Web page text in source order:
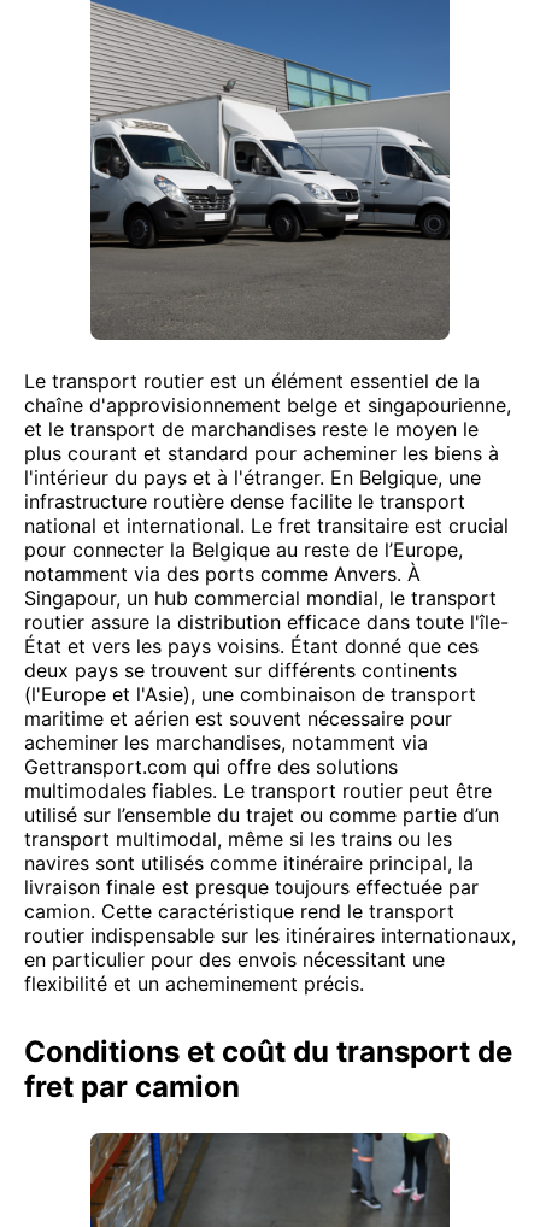
Le transport routier est un élément essentiel de la
chaîne d'approvisionnement belge et singapourienne,
et le transport de marchandises reste le moyen le
plus courant et standard pour acheminer les biens à
l'intérieur du pays et à l'étranger. En Belgique, une
infrastructure routière dense facilite le transport
national et international. Le fret transitaire est crucial
pour connecter la Belgique au reste de l’Europe,
notamment via des ports comme Anvers. À
Singapour, un hub commercial mondial, le transport
routier assure la distribution efficace dans toute l'île-
État et vers les pays voisins. Étant donné que ces
deux pays se trouvent sur différents continents
(l'Europe et l'Asie), une combinaison de transport
maritime et aérien est souvent nécessaire pour
acheminer les marchandises, notamment via
Gettransport.com qui offre des solutions
multimodales fiables. Le transport routier peut être
utilisé sur l’ensemble du trajet ou comme partie d’un
transport multimodal, même si les trains ou les
navires sont utilisés comme itinéraire principal, la
livraison finale est presque toujours effectuée par
camion. Cette caractéristique rend le transport
routier indispensable sur les itinéraires internationaux,
en particulier pour des envois nécessitant une
flexibilité et un acheminement précis.
Conditions et coût du transport de
fret par camion